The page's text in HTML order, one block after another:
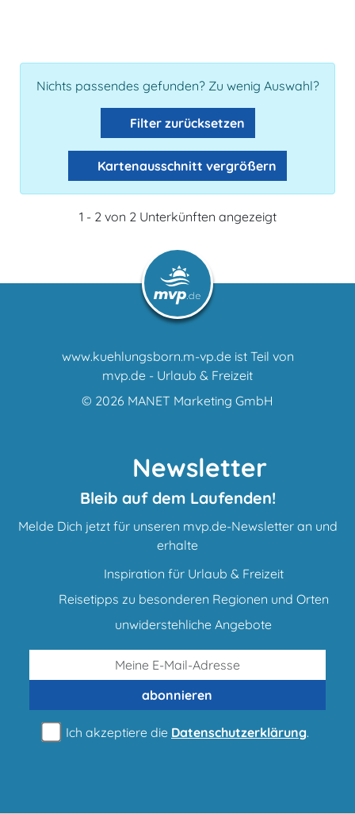
Nichts passendes gefunden? Zu wenig Auswahl?
Filter zurücksetzen
Kartenausschnitt vergrößern
1 - 2 von 2 Unterkünften angezeigt
www.kuehlungsborn.m-vp.de ist Teil von
mvp.de - Urlaub & Freizeit
© 2026 MANET Marketing GmbH
Newsletter
Bleib auf dem Laufenden!
Melde Dich jetzt für unseren mvp.de-Newsletter an und
erhalte
Inspiration für Urlaub & Freizeit
Reisetipps zu besonderen Regionen und Orten
unwiderstehliche Angebote
abonnieren
Ich akzeptiere die Datenschutzerklärung.